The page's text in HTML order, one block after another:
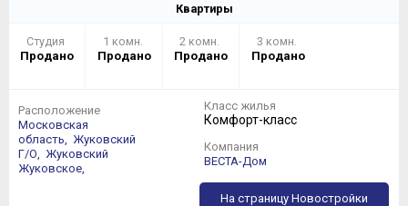
Квартиры
Студия
Продано
1 комн.
Продано
2 комн.
Продано
3 комн.
Продано
Расположение
Московская
область,
Жуковский
Г/О,
Жуковский
Жуковское,
Класс жилья
Комфорт-класс
Компания
ВЕСТА-Дом
На страницу Новостройки